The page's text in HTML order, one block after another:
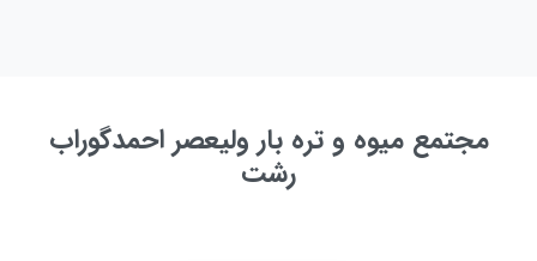
مجتمع میوه و تره بار ولیعصر احمدگوراب
رشت